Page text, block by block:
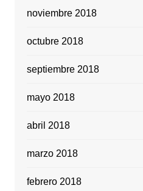
noviembre 2018
octubre 2018
septiembre 2018
mayo 2018
abril 2018
marzo 2018
febrero 2018